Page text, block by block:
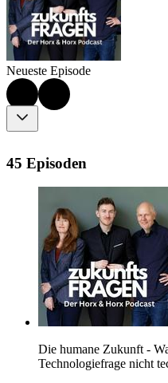
Neueste Episode
45 Episoden
Die humane Zukunft -
Technologiefrage nicht